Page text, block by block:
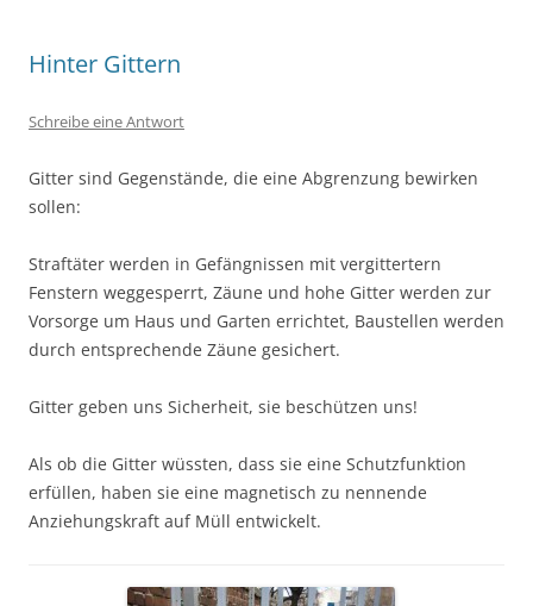
Hinter Gittern
Schreibe eine Antwort
Gitter sind Gegenstände, die eine Abgrenzung bewirken
sollen:
Straftäter werden in Gefängnissen mit vergittertern
Fenstern weggesperrt, Zäune und hohe Gitter werden zur
Vorsorge um Haus und Garten errichtet, Baustellen werden
durch entsprechende Zäune gesichert.
Gitter geben uns Sicherheit, sie beschützen uns!
Als ob die Gitter wüssten, dass sie eine Schutzfunktion
erfüllen, haben sie eine magnetisch zu nennende
Anziehungskraft auf Müll entwickelt.